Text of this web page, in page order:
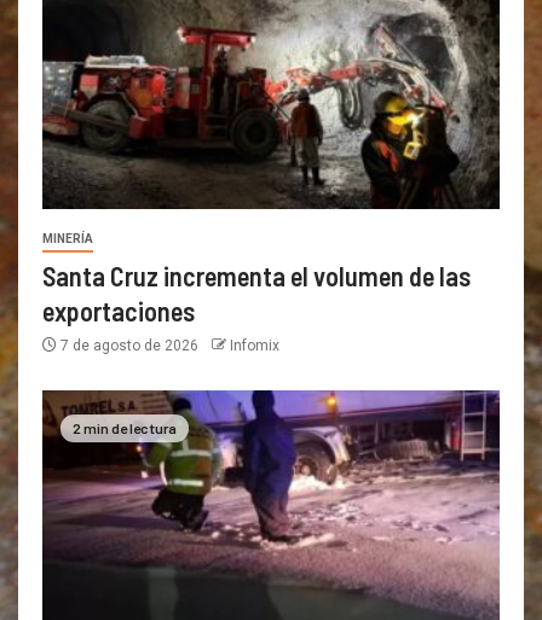
MINERÍA
Santa Cruz incrementa el volumen de las
exportaciones
7 de agosto de 2026 Infomix
2 min de lectura